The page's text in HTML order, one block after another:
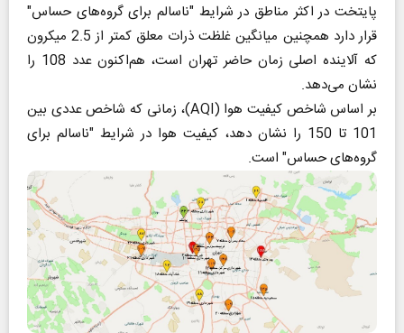
پایتخت در اکثر مناطق در شرایط "ناسالم برای گروه‌های حساس"
قرار دارد همچنین میانگین غلظت ذرات معلق کمتر از 2.5 میکرون
که آلاینده اصلی زمان حاضر تهران است، هم‌اکنون عدد 108 را
نشان می‌دهد.
بر اساس شاخص کیفیت هوا (AQI)، زمانی که شاخص عددی بین
101 تا 150 را نشان دهد، کیفیت هوا در شرایط "ناسالم برای
گروه‌های حساس" است.‌